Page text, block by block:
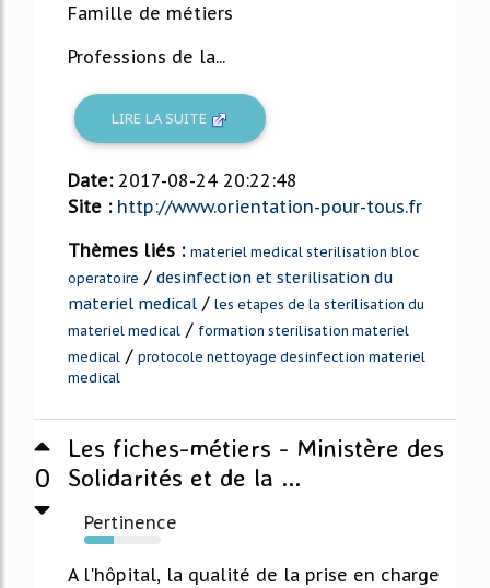
Famille de métiers
Professions de la...
LIRE LA SUITE
Date: 2017-08-24 20:22:48
Site : http://www.orientation-pour-tous.fr
Thèmes liés : materiel medical sterilisation bloc
operatoire / desinfection et sterilisation du
materiel medical / les etapes de la sterilisation du
materiel medical / formation sterilisation materiel
medical / protocole nettoyage desinfection materiel
medical
0
Les fiches-métiers - Ministère des
Solidarités et de la ...
Pertinence
38%
A l'hôpital, la qualité de la prise en charge